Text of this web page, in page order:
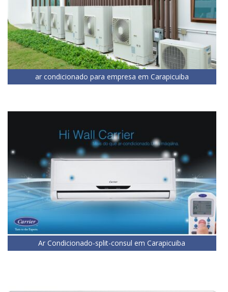
ar condicionado para empresa em Carapicuiba
Ar Condicionado-split-consul em Carapicuiba